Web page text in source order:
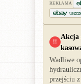
REKLAMA
!!
Akcja
Wadliwe
przejściu